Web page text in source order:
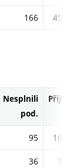
166 4546
Nesplnili
pod.
Přijati
95 1618
36 764